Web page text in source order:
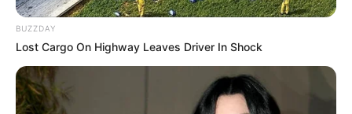
BUZZDAY
Lost Cargo On Highway Leaves Driver In Shock